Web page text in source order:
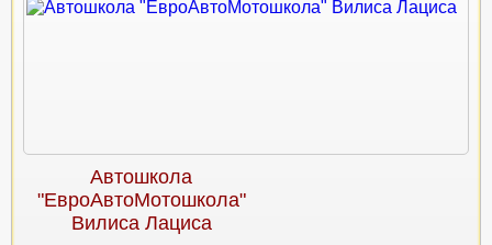
Автошкола
"ЕвроАвтоМотошкола"
Вилиса Лациса